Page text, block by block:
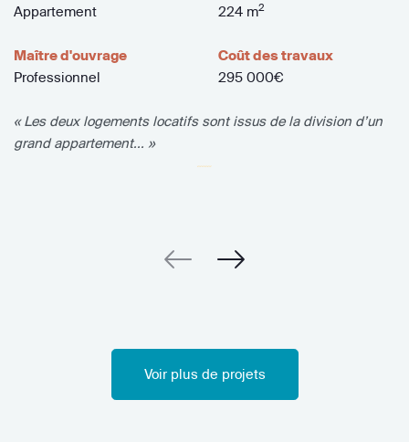
Appartement
224 m2
Maître d'ouvrage
Professionnel
Coût des travaux
295 000€
« Les deux logements locatifs sont issus de la division d’un
grand appartement... »
Voir plus de projets